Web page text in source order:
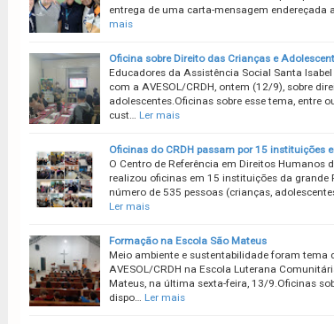
entrega de uma carta-mensagem endereçada
mais
Oficina sobre Direito das Crianças e
Educadores da Assistência Social Santa
com a AVESOL/CRDH, ontem (12/9), sobre
adolescentes.Oficinas sobre esse tema, entre
cust…
Ler mais
Oficinas do CRDH passam por 15 instituições
O Centro de Referência em Direitos Humanos
realizou oficinas em 15 instituições da grande
número de 535 pessoas (crianças,
Ler mais
Formação na Escola São Mateus
Meio ambiente e sustentabilidade foram tema
AVESOL/CRDH na Escola Luterana
Mateus, na última sexta-feira, 13/9.Oficinas
dispo…
Ler mais